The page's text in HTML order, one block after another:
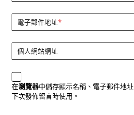
電子郵件地址*
個人網站網址
在瀏覽器中儲存顯示名稱、電子郵件地
下次發佈留言時使用。